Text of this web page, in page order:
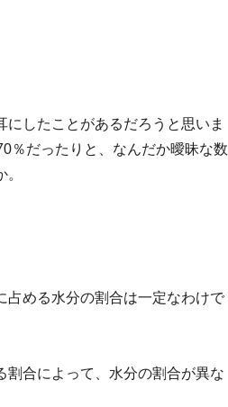
にしたことがあるだろうと思いま
％だったりと、なんだか曖昧な数
占める水分の割合は一定なわけで
割合によって、水分の割合が異な